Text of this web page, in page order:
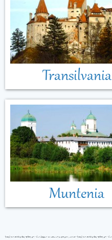
Transilvania
Muntenia